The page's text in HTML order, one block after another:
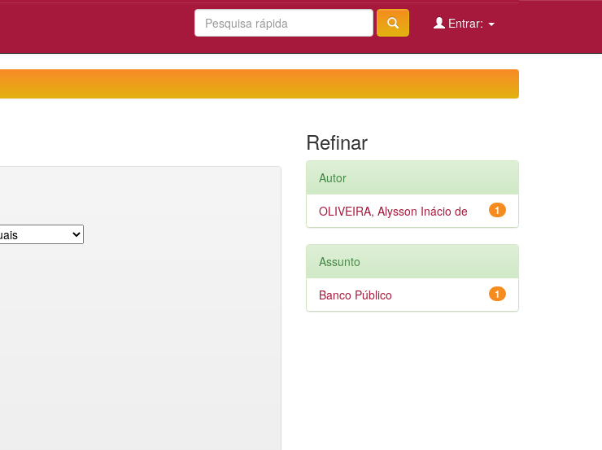
Entrar:
Refinar
Autor
1
OLIVEIRA, Alysson Inácio de
Assunto
1
Banco Público